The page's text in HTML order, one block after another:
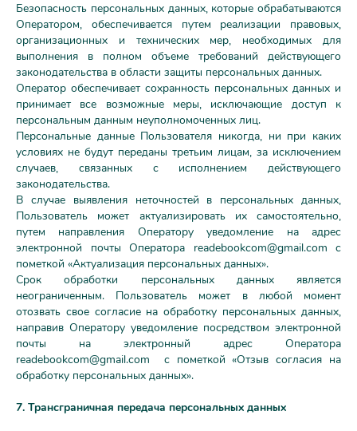
Безопасность персональных данных, которые обрабатываются
Оператором, обеспечивается путем реализации правовых,
организационных и технических мер, необходимых для
выполнения в полном объеме требований действующего
законодательства в области защиты персональных данных.
Оператор обеспечивает сохранность персональных данных и
принимает все возможные меры, исключающие доступ к
персональным данным неуполномоченных лиц.
Персональные данные Пользователя никогда, ни при каких
условиях не будут переданы третьим лицам, за исключением
случаев, связанных с исполнением действующего
законодательства.
В случае выявления неточностей в персональных данных,
Пользователь может актуализировать их самостоятельно,
путем направления Оператору уведомление на адрес
электронной почты Оператора readebookcom@gmail.com с
пометкой «Актуализация персональных данных».
Срок обработки персональных данных является
неограниченным. Пользователь может в любой момент
отозвать свое согласие на обработку персональных данных,
направив Оператору уведомление посредством электронной
почты на электронный адрес Оператора
readebookcom@gmail.com с пометкой «Отзыв согласия на
обработку персональных данных».
7. Трансграничная передача персональных данных